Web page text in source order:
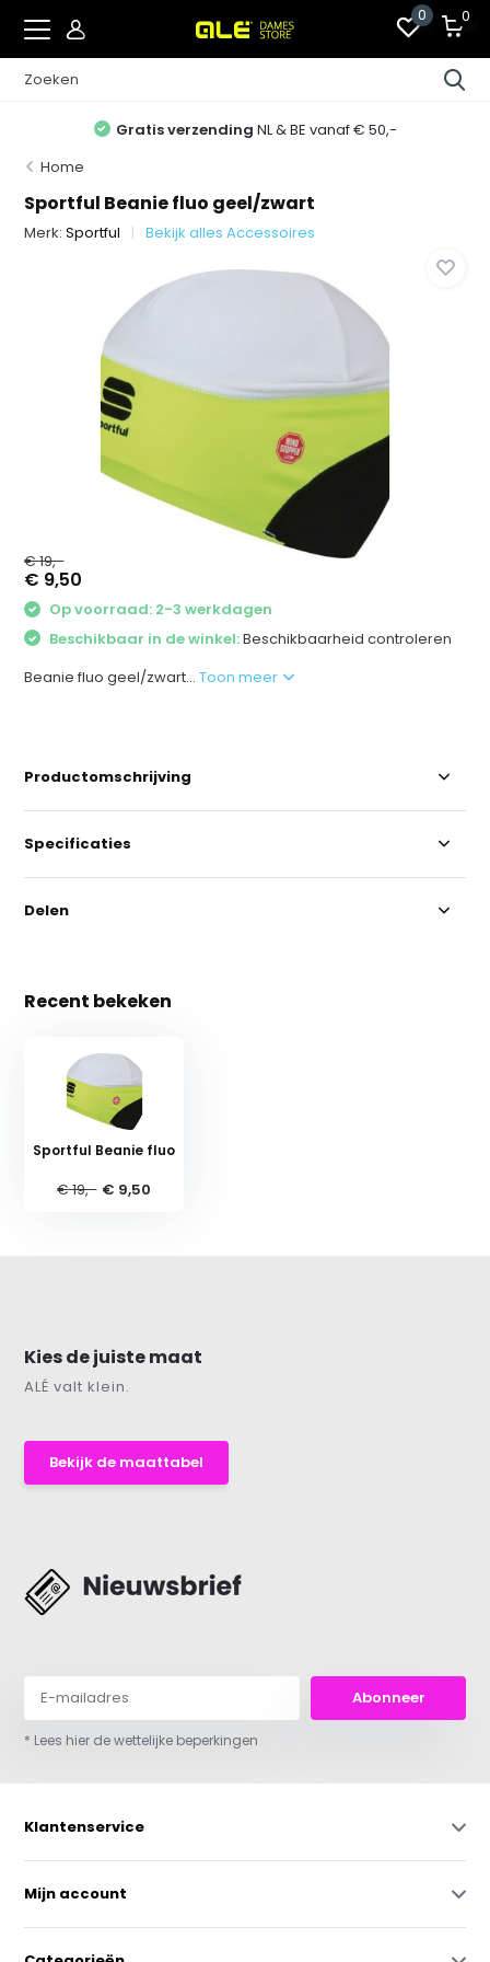
0 0
Gratis verzending NL & BE vanaf € 50,-
Home
Sportful Beanie fluo geel/zwart
Merk:Sportful Bekijk alles Accessoires
€ 19,-
€ 9,50
Op voorraad: 2-3 werkdagen
Beschikbaar in de winkel:Beschikbaarheid controleren
Beanie fluo geel/zwart...Toon meer
Productomschrijving
Specificaties
Delen
Recent bekeken
Sportful Beanie fluo
€ 19,- € 9,50
Kies de juiste maat
ALÉ valt klein.
Bekijk de maattabel
Abonneer
* Lees hier de wettelijke beperkingen
Klantenservice
Mijn account